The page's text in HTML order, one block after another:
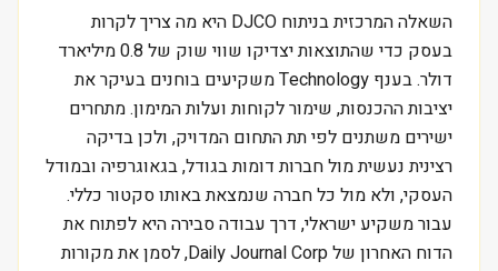
השאלה המרכזית בניתוח DJCO היא מה צריך לקרות
בעסק כדי שהתוצאות יצדיקו שווי שוק של 0.8 מיליארד
דולר. בענף Technology משקיעים בוחנים בעיקר את
יציבות ההכנסות, שימור לקוחות ועלות המימון. מתחרים
ישירים משתנים לפי תת התחום המדויק, ולכן בדיקה
רצינית נעשית מול חברות דומות בגודל, בגאוגרפיה ובמודל
העסקי, ולא מול כל חברה שנמצאת באותו סקטור כללי.
עבור משקיע ישראלי, דרך עבודה סבירה היא לפתוח את
הדוח האחרון של Daily Journal Corp, לסמן את מקורות